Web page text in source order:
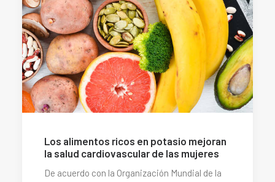
Los alimentos ricos en potasio mejoran
la salud cardiovascular de las mujeres
De acuerdo con la Organización Mundial de la